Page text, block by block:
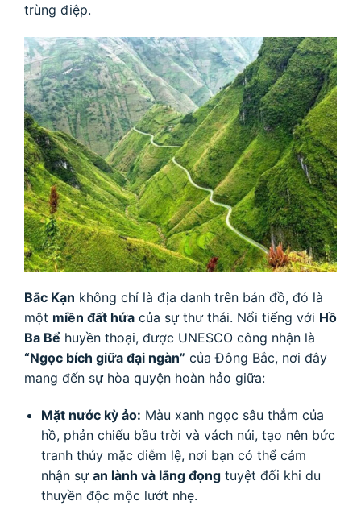
trùng điệp.
Bắc Kạn không chỉ là địa danh trên bản đồ, đó là
một miền đất hứa của sự thư thái. Nổi tiếng với Hồ
Ba Bể huyền thoại, được UNESCO công nhận là
“Ngọc bích giữa đại ngàn” của Đông Bắc, nơi đây
mang đến sự hòa quyện hoàn hảo giữa:
Mặt nước kỳ ảo: Màu xanh ngọc sâu thẳm của
hồ, phản chiếu bầu trời và vách núi, tạo nên bức
tranh thủy mặc diễm lệ, nơi bạn có thể cảm
nhận sự an lành và lắng đọngtuyệt đối khi du
thuyền độc mộc lướt nhẹ.